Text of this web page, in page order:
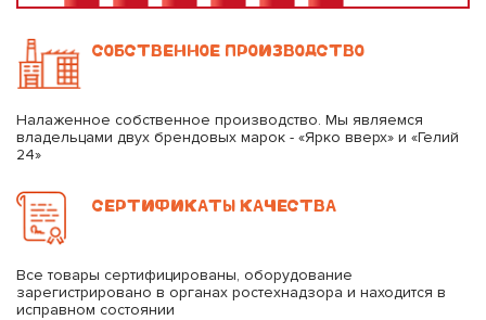
СОБСТВЕННОЕ ПРОИЗВОДСТВО
Налаженное собственное производство. Мы являемся
владельцами двух брендовых марок - «Ярко вверх» и «Гелий
24»
СЕРТИФИКАТЫ КАЧЕСТВА
Все товары сертифицированы, оборудование
зарегистрировано в органах ростехнадзора и находится в
исправном состоянии